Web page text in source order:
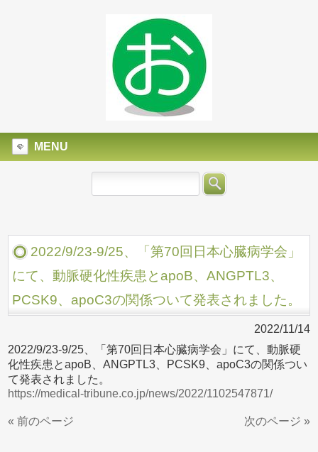
MENU
2022/9/23-9/25、「第70回日本心臓病学会」
にて、動脈硬化性疾患とapoB、ANGPTL3、
PCSK9、apoC3の関係ついて発表されました。
2022/11/14
2022/9/23-9/25、「第70回日本心臓病学会」にて、動脈硬
化性疾患とapoB、ANGPTL3、PCSK9、apoC3の関係つい
て発表されました。
https://medical-tribune.co.jp/news/2022/1102547871/
« 前のページ 次のページ »